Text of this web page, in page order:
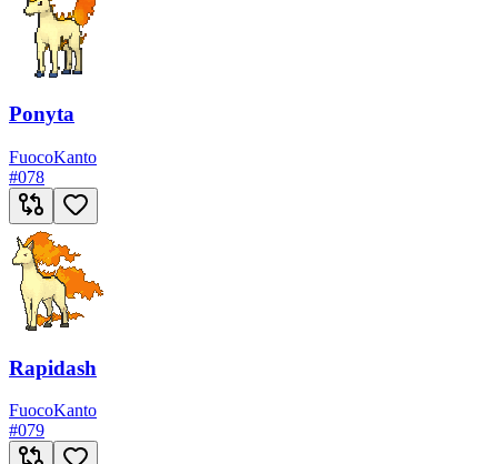
Ponyta
FuocoKanto
#078
Rapidash
FuocoKanto
#079